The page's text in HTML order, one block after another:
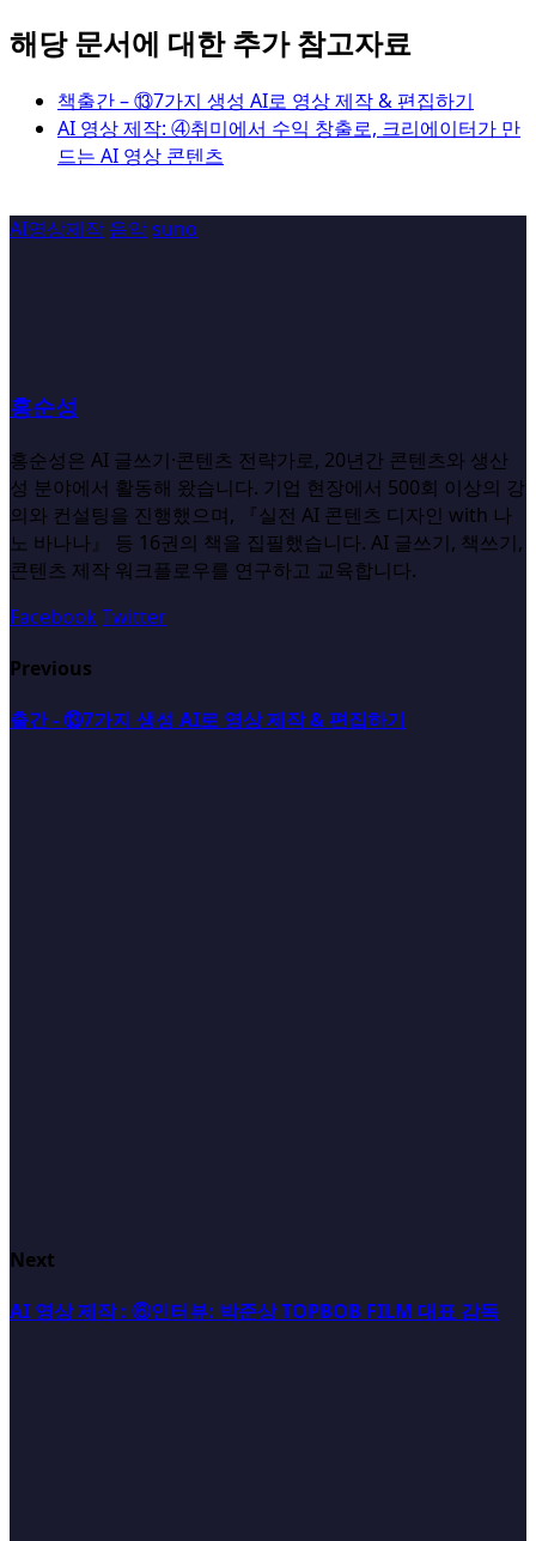
해당 문서에 대한 추가 참고자료
책출간 – ⑬7가지 생성 AI로 영상 제작 & 편집하기
AI 영상 제작: ④취미에서 수익 창출로, 크리에이터가 만
드는 AI 영상 콘텐츠
AI영상제작 음악suno
홍순성
홍순성은 AI 글쓰기·콘텐츠 전략가로, 20년간 콘텐츠와 생산
성 분야에서 활동해 왔습니다. 기업 현장에서 500회 이상의 강
의와 컨설팅을 진행했으며, 『실전 AI 콘텐츠 디자인 with 나
노 바나나』 등 16권의 책을 집필했습니다. AI 글쓰기, 책쓰기,
콘텐츠 제작 워크플로우를 연구하고 교육합니다.
Facebook Twitter
Previous
출간 - ⑬7가지 생성 AI로 영상 제작 & 편집하기
Next
AI 영상 제작 : ⑥인터뷰: 박준상 TOPBOB FILM 대표 감독